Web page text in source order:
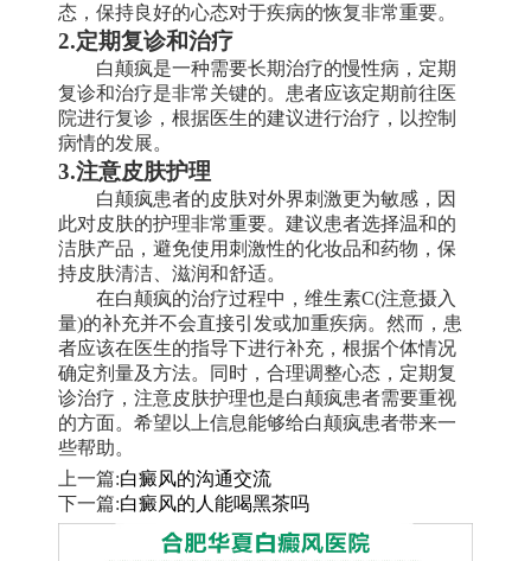
态，保持良好的心态对于疾病的恢复非常重要。
2.定期复诊和治疗
白颠疯是一种需要长期治疗的慢性病，定期
复诊和治疗是非常关键的。患者应该定期前往医
院进行复诊，根据医生的建议进行治疗，以控制
病情的发展。
3.注意皮肤护理
白颠疯患者的皮肤对外界刺激更为敏感，因
此对皮肤的护理非常重要。建议患者选择温和的
洁肤产品，避免使用刺激性的化妆品和药物，保
持皮肤清洁、滋润和舒适。
在白颠疯的治疗过程中，维生素C(注意摄入
量)的补充并不会直接引发或加重疾病。然而，患
者应该在医生的指导下进行补充，根据个体情况
确定剂量及方法。同时，合理调整心态，定期复
诊治疗，注意皮肤护理也是白颠疯患者需要重视
的方面。希望以上信息能够给白颠疯患者带来一
些帮助。
上一篇:白癜风的沟通交流
下一篇:白癜风的人能喝黑茶吗